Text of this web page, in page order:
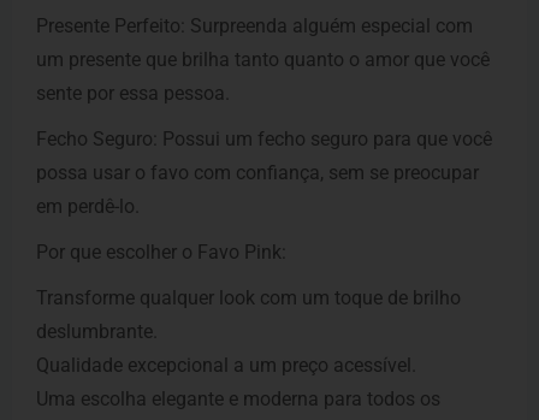
Presente Perfeito: Surpreenda alguém especial com
um presente que brilha tanto quanto o amor que você
sente por essa pessoa.
Fecho Seguro: Possui um fecho seguro para que você
possa usar o favo com confiança, sem se preocupar
em perdê-lo.
Por que escolher o Favo Pink:
Transforme qualquer look com um toque de brilho
deslumbrante.
Qualidade excepcional a um preço acessível.
Uma escolha elegante e moderna para todos os